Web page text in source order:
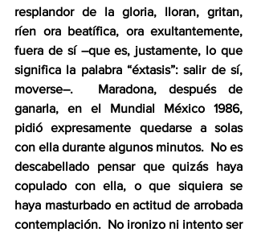
resplandor de la gloria, lloran, gritan,
ríen ora beatífica, ora exultantemente,
fuera de sí –que es, justamente, lo que
significa la palabra “éxtasis”: salir de sí,
moverse–.  Maradona, después de
ganarla, en el Mundial México 1986,
pidió expresamente quedarse a solas
con ella durante algunos minutos.  No es
descabellado pensar que quizás haya
copulado con ella, o que siquiera se
haya masturbado en actitud de arrobada
contemplación.  No ironizo ni intento ser